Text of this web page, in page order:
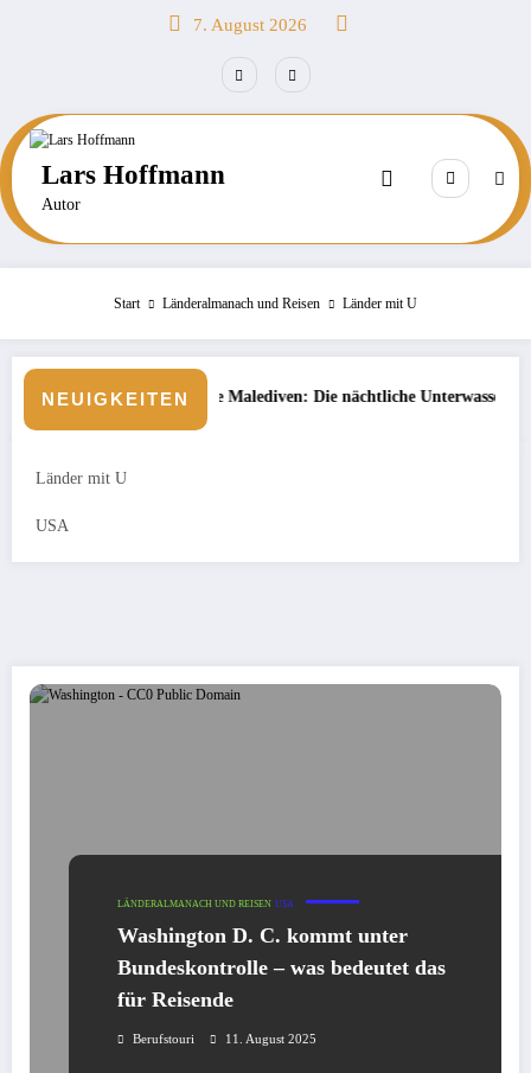
7. August 2026
Lars Hoffmann
Autor
Start Länderalmanach und Reisen Länder mit U
NEUIGKEITEN
Malediven: Die nächtliche Unterwasserwelt beim Schnorcheln
Börse: Steigt
Länder mit U
USA
LÄNDERALMANACH UND REISEN USA
Washington D. C. kommt unter
Bundeskontrolle – was bedeutet das
für Reisende
Berufstouri 11. August 2025